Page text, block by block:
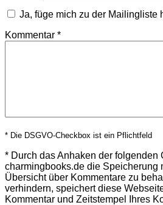
Ja, füge mich zu der Mailingliste
Kommentar *
* Die DSGVO-Checkbox ist ein Pflichtfeld
* Durch das Anhaken der folgenden
charmingbooks.de die Speicherung
Übersicht über Kommentare zu
verhindern, speichert diese
Kommentar und Zeitstempel Ihres